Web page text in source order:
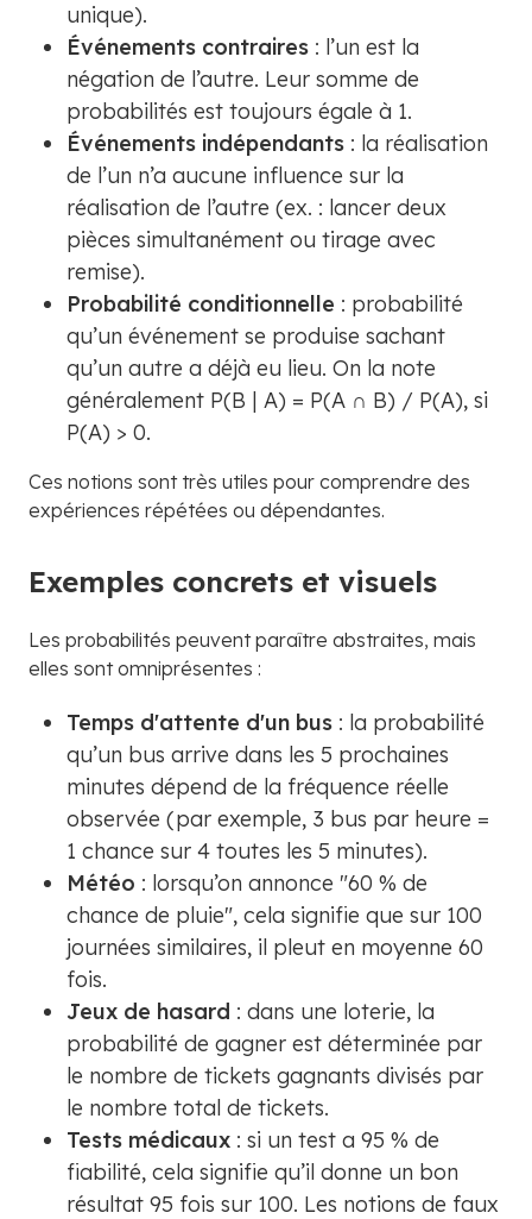
unique).
Événements contraires : l’un est la
négation de l’autre. Leur somme de
probabilités est toujours égale à 1.
Événements indépendants : la réalisation
de l’un n’a aucune influence sur la
réalisation de l’autre (ex. : lancer deux
pièces simultanément ou tirage avec
remise).
Probabilité conditionnelle : probabilité
qu’un événement se produise sachant
qu’un autre a déjà eu lieu. On la note
généralement P(B | A) = P(A ∩ B) / P(A), si
P(A) > 0.
Ces notions sont très utiles pour comprendre des
expériences répétées ou dépendantes.
Exemples concrets et visuels
Les probabilités peuvent paraître abstraites, mais
elles sont omniprésentes :
Temps d'attente d'un bus : la probabilité
qu’un bus arrive dans les 5 prochaines
minutes dépend de la fréquence réelle
observée (par exemple, 3 bus par heure =
1 chance sur 4 toutes les 5 minutes).
Météo : lorsqu’on annonce "60 % de
chance de pluie", cela signifie que sur 100
journées similaires, il pleut en moyenne 60
fois.
Jeux de hasard : dans une loterie, la
probabilité de gagner est déterminée par
le nombre de tickets gagnants divisés par
le nombre total de tickets.
Tests médicaux : si un test a 95 % de
fiabilité, cela signifie qu’il donne un bon
résultat 95 fois sur 100. Les notions de faux